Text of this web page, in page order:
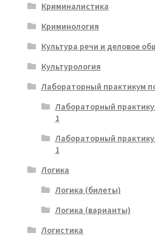
Криминалистика
Криминология
Культура речи и деловое
Культурология
Лабораторный практикум
Лабораторный
1
Лабораторный
1
Логика
Логика (билеты)
Логика (варианты)
Логистика